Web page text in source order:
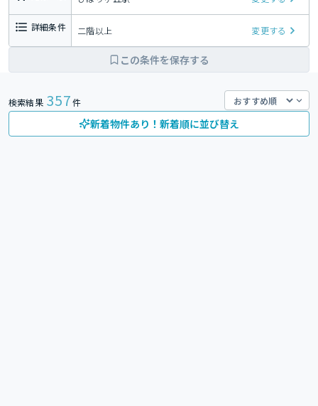
詳細条件 二階以上 変更する
この条件を保存する
検索結果 357件
新着物件あり！新着順に並び替え